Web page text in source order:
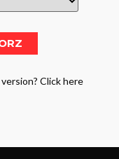
Click here